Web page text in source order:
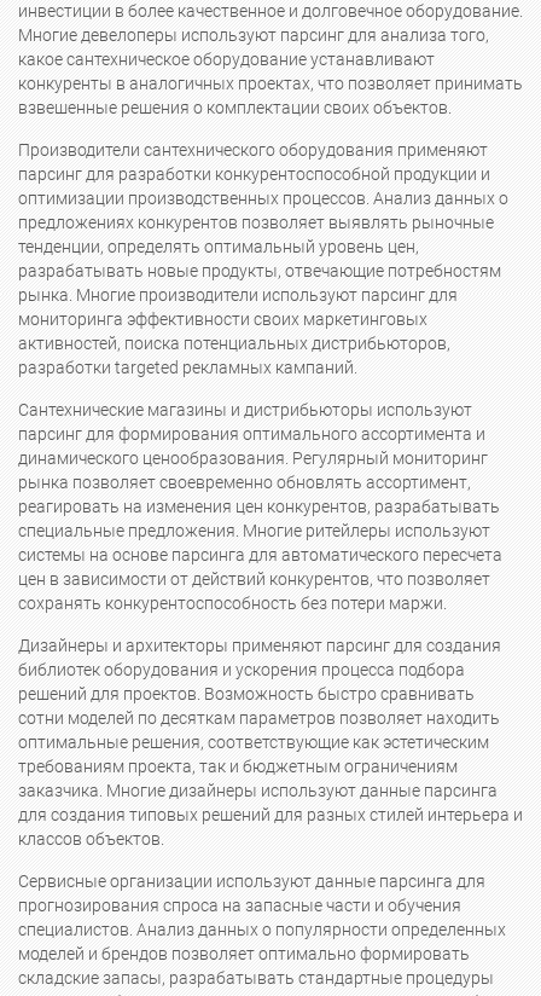
инвестиции в более качественное и долговечное оборудование.
Многие девелоперы используют парсинг для анализа того,
какое сантехническое оборудование устанавливают
конкуренты в аналогичных проектах, что позволяет принимать
взвешенные решения о комплектации своих объектов.
Производители сантехнического оборудования применяют
парсинг для разработки конкурентоспособной продукции и
оптимизации производственных процессов. Анализ данных о
предложениях конкурентов позволяет выявлять рыночные
тенденции, определять оптимальный уровень цен,
разрабатывать новые продукты, отвечающие потребностям
рынка. Многие производители используют парсинг для
мониторинга эффективности своих маркетинговых
активностей, поиска потенциальных дистрибьюторов,
разработки targeted рекламных кампаний.
Сантехнические магазины и дистрибьюторы используют
парсинг для формирования оптимального ассортимента и
динамического ценообразования. Регулярный мониторинг
рынка позволяет своевременно обновлять ассортимент,
реагировать на изменения цен конкурентов, разрабатывать
специальные предложения. Многие ритейлеры используют
системы на основе парсинга для автоматического пересчета
цен в зависимости от действий конкурентов, что позволяет
сохранять конкурентоспособность без потери маржи.
Дизайнеры и архитекторы применяют парсинг для создания
библиотек оборудования и ускорения процесса подбора
решений для проектов. Возможность быстро сравнивать
сотни моделей по десяткам параметров позволяет находить
оптимальные решения, соответствующие как эстетическим
требованиям проекта, так и бюджетным ограничениям
заказчика. Многие дизайнеры используют данные парсинга
для создания типовых решений для разных стилей интерьера и
классов объектов.
Сервисные организации используют данные парсинга для
прогнозирования спроса на запасные части и обучения
специалистов. Анализ данных о популярности определенных
моделей и брендов позволяет оптимально формировать
складские запасы, разрабатывать стандартные процедуры